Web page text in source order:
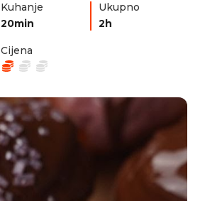
Kuhanje
20min
Ukupno
2h
Cijena